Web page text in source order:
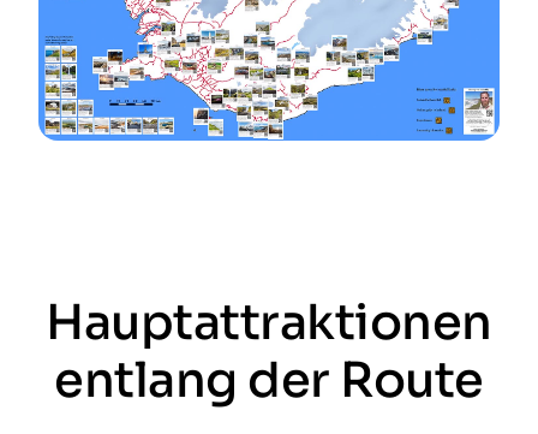
Hauptattraktionen
entlang der Route